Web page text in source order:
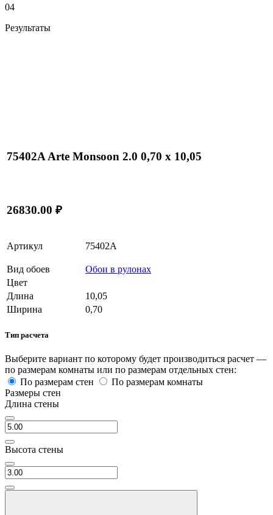
04
Результаты
75402A Arte Monsoon 2.0 0,70 х 10,05
26830.00 ₽
Артикул 75402A
Вид обоев
Обои в рулонах
Цвет
Длина
10,05
Ширина
0,70
Тип расчета
Выберите вариант по которому будет производиться расчет —
по размерам комнаты или по размерам отдельных стен:
По размерам стен
По размерам комнаты
Размеры стен
Длина стены
Высота стены